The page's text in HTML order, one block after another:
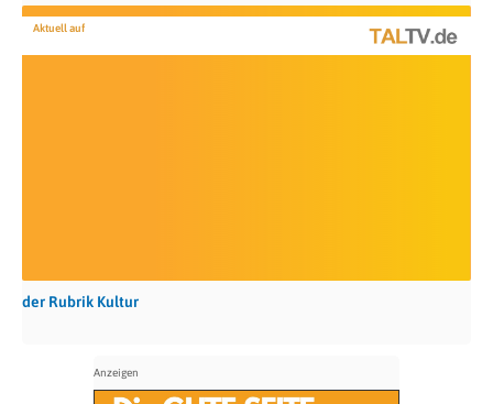
Aktuell auf
der Rubrik Kultur